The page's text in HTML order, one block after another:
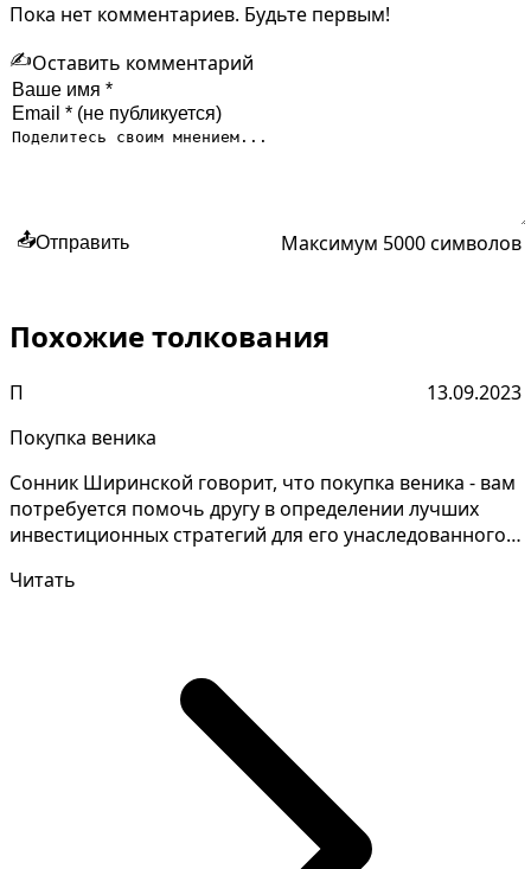
Пока нет комментариев. Будьте первым!
✍️Оставить комментарий
📤Отправить Максимум 5000 символов
Похожие толкования
П
13.09.2023
Покупка веника
Сонник Ширинской говорит, что покупка веника - вам
потребуется помочь другу в определении лучших
инвестиционных стратегий для его унаследованного
Читать